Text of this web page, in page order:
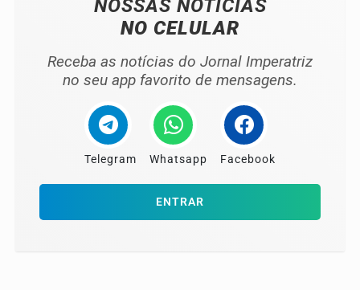
NOSSAS NOTÍCIAS
NO CELULAR
Receba as notícias do Jornal Imperatriz
no seu app favorito de mensagens.
Telegram Whatsapp Facebook
ENTRAR